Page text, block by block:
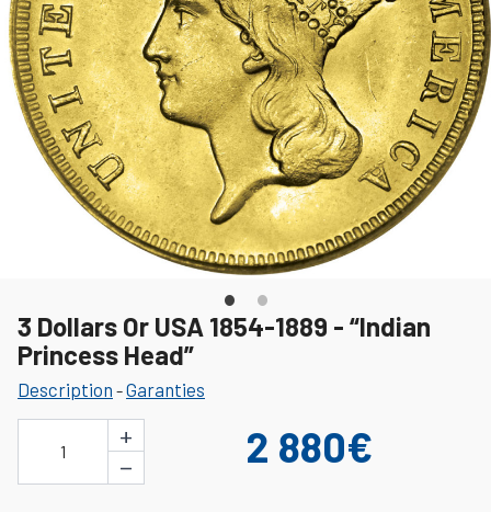
3 Dollars Or USA 1854-1889 - “Indian
Princess Head”
Description -Garanties
1
+
−
2 880€